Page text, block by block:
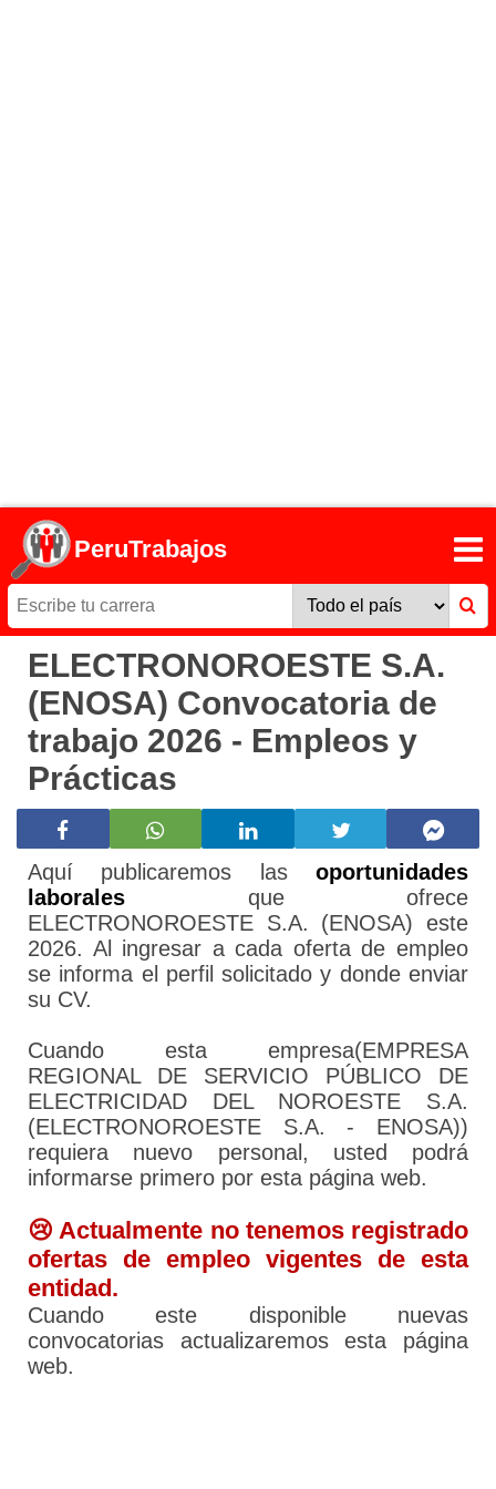
PeruTrabajos
ELECTRONOROESTE S.A.
(ENOSA) Convocatoria de
trabajo 2026 - Empleos y
Prácticas
Aquí publicaremos las oportunidades
laborales que ofrece
ELECTRONOROESTE S.A. (ENOSA) este
2026. Al ingresar a cada oferta de empleo
se informa el perfil solicitado y donde enviar
su CV.
Cuando esta empresa(EMPRESA
REGIONAL DE SERVICIO PÚBLICO DE
ELECTRICIDAD DEL NOROESTE S.A.
(ELECTRONOROESTE S.A. - ENOSA))
requiera nuevo personal, usted podrá
informarse primero por esta página web.
😢 Actualmente no tenemos registrado
ofertas de empleo vigentes de esta
entidad.
Cuando este disponible nuevas
convocatorias actualizaremos esta página
web.